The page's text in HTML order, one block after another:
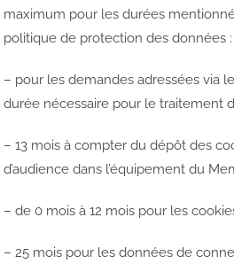
maximum pour les durées
politique de protection des données :
– pour les demandes adressées via
durée nécessaire pour le traitement
– 13 mois à compter du dépôt des
d’audience dans l’équipement du
– de 0 mois à 12 mois pour les
– 25 mois pour les données de